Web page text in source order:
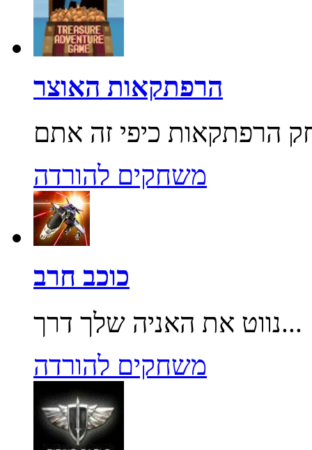
הרפתקאות האוצר
משחקים להורדה
כוכב חרב
נווט את האניה שלך דרך...
משחקים להורדה